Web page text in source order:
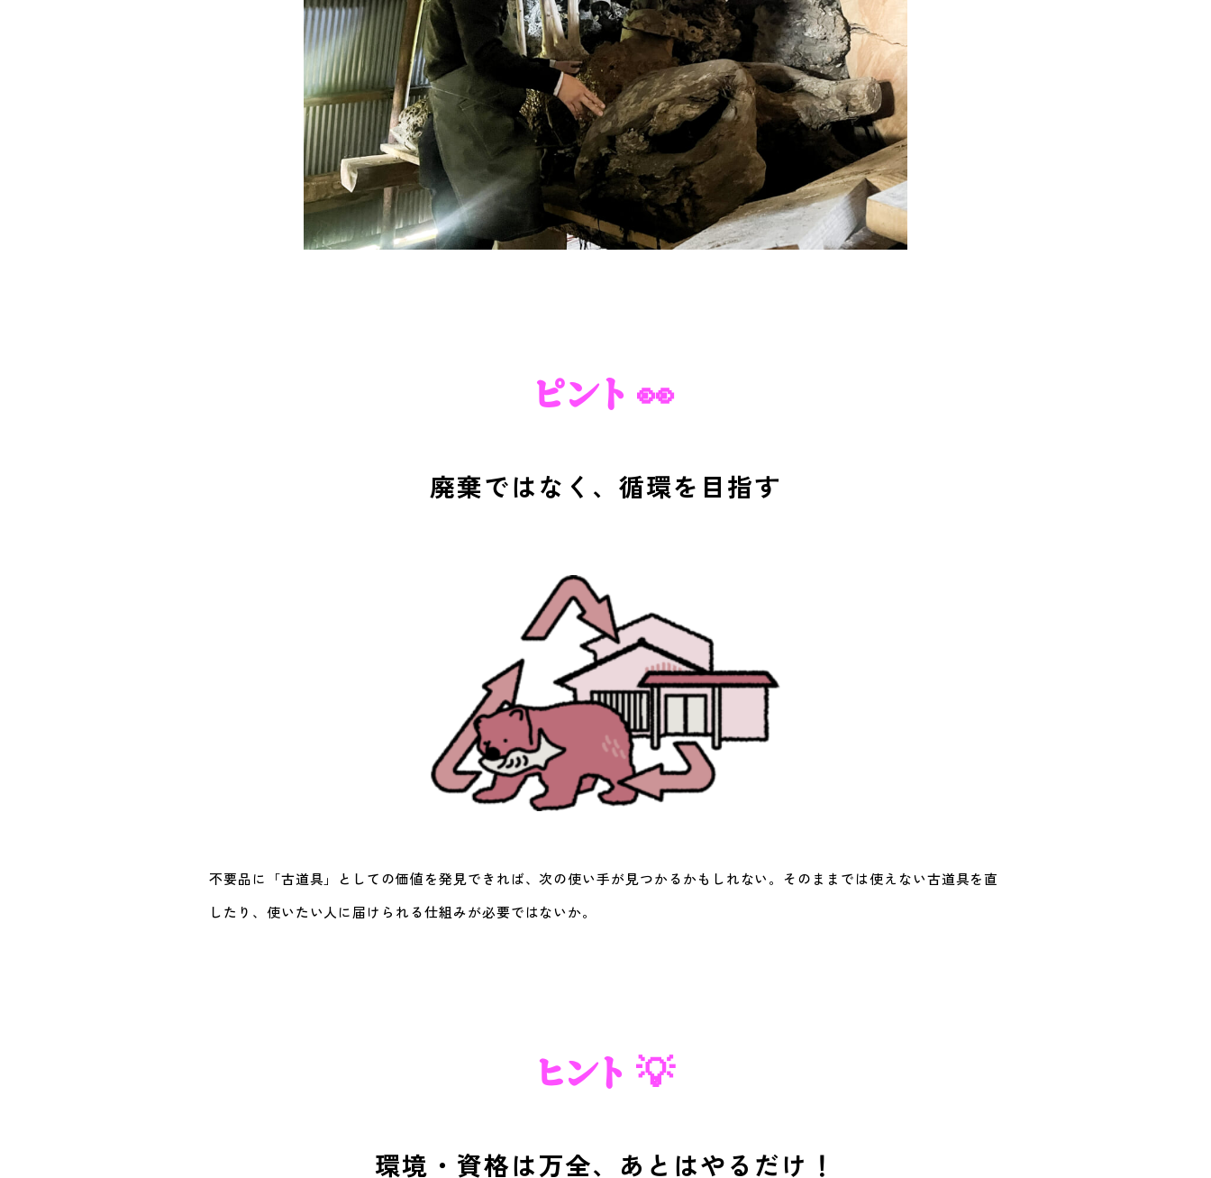
ピント 👀
廃棄ではなく、循環を目指す
不要品に「古道具」としての価値を発見できれば、次の使い手が見つかるかもしれない。そのままでは使えない古道具を直
したり、使いたい人に届けられる仕組みが必要ではないか。
ヒント 💡
環境・資格は万全、あとはやるだけ！